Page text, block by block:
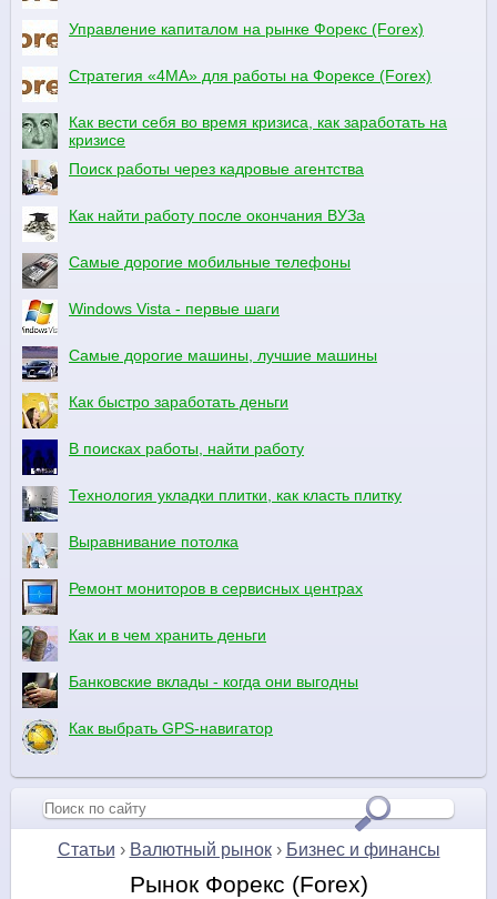
Управление капиталом на рынке Форекс (Forex)
Стратегия «4МА» для работы на Форексе (Forex)
Как вести себя во время кризиса, как заработать на
кризисе
Поиск работы через кадровые агентства
Как найти работу после окончания ВУЗа
Самые дорогие мобильные телефоны
Windows Vista - первые шаги
Самые дорогие машины, лучшие машины
Как быстро заработать деньги
В поисках работы, найти работу
Технология укладки плитки, как класть плитку
Выравнивание потолка
Ремонт мониторов в сервисных центрах
Как и в чем хранить деньги
Банковские вклады - когда они выгодны
Как выбрать GPS-навигатор
Статьи › Валютный рынок› Бизнес и финансы
Рынок Форекс (Forex)